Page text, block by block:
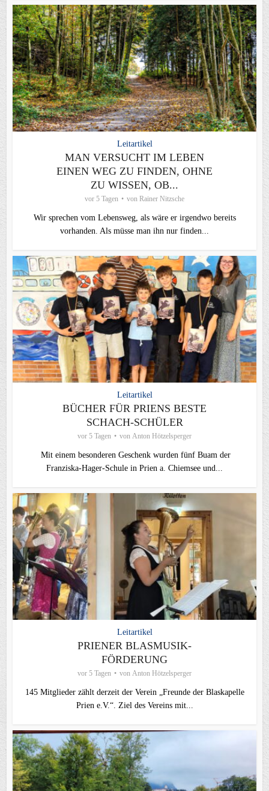
Leitartikel
MAN VERSUCHT IM LEBEN
EINEN WEG ZU FINDEN, OHNE
ZU WISSEN, OB...
vor 5 Tagen von Rainer Nitzsche
Wir sprechen vom Lebensweg, als wäre er irgendwo bereits
vorhanden. Als müsse man ihn nur finden...
Leitartikel
BÜCHER FÜR PRIENS BESTE
SCHACH-SCHÜLER
vor 5 Tagen von Anton Hötzelsperger
Mit einem besonderen Geschenk wurden fünf Buam der
Franziska-Hager-Schule in Prien a. Chiemsee und...
Leitartikel
PRIENER BLASMUSIK-
FÖRDERUNG
vor 5 Tagen von Anton Hötzelsperger
145 Mitglieder zählt derzeit der Verein „Freunde der Blaskapelle
Prien e.V.“. Ziel des Vereins mit...